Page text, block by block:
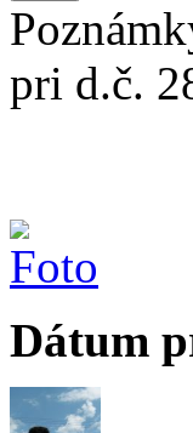
pri d.č.
Dátum